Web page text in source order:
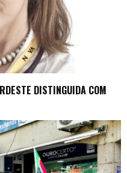
DISTINGUIDA COM